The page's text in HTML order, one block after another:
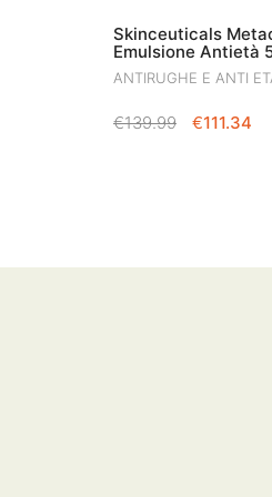
Skinceuticals
Emulsione Antietà
ANTIRUGHE E ANTI
€139.99
IL
€111.34